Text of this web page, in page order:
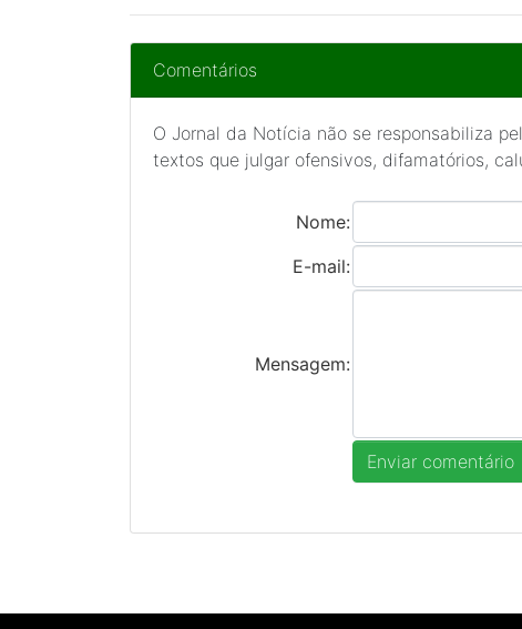
Comentários
O Jornal da Notícia não se responsabiliza
textos que julgar ofensivos, difamatórios,
Nome:
E-mail:
Mensagem: